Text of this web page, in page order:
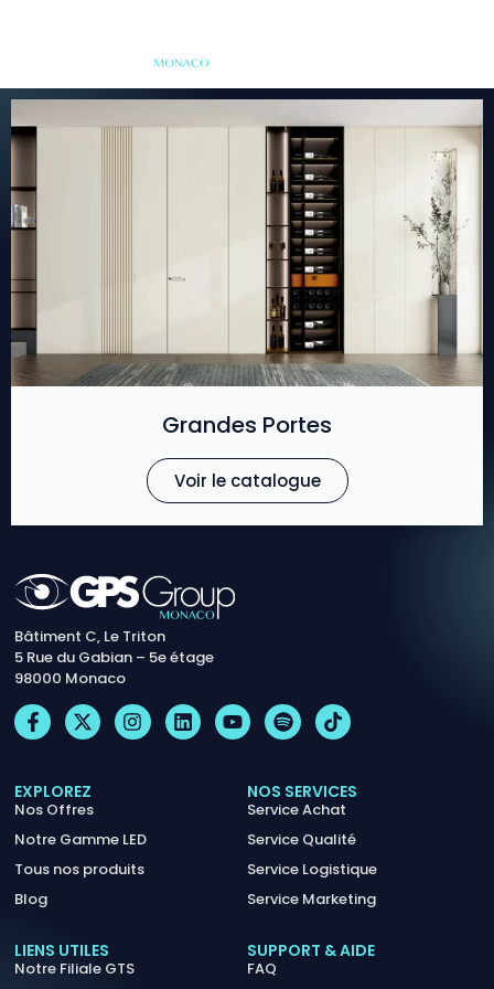
Grandes Portes
Voir le catalogue
Bâtiment C, Le Triton
5 Rue du Gabian – 5e étage
98000 Monaco
EXPLOREZ
Nos Offres
Notre Gamme LED
Tous nos produits
Blog
NOS SERVICES
Service Achat
Service Qualité
Service Logistique
Service Marketing
LIENS UTILES
Notre Filiale GTS
SUPPORT & AIDE
FAQ